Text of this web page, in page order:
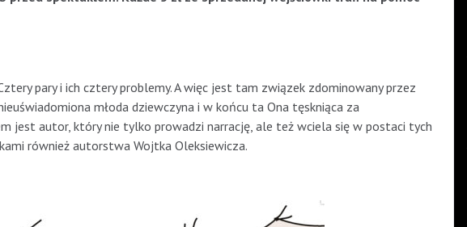
pary i ich cztery problemy. A więc jest tam związek zdominowany przez
młoda dziewczyna i w końcu ta Ona tęskniąca za
jest autor, który nie tylko prowadzi narrację, ale też wciela się w postaci tych
również autorstwa Wojtka Oleksiewicza.